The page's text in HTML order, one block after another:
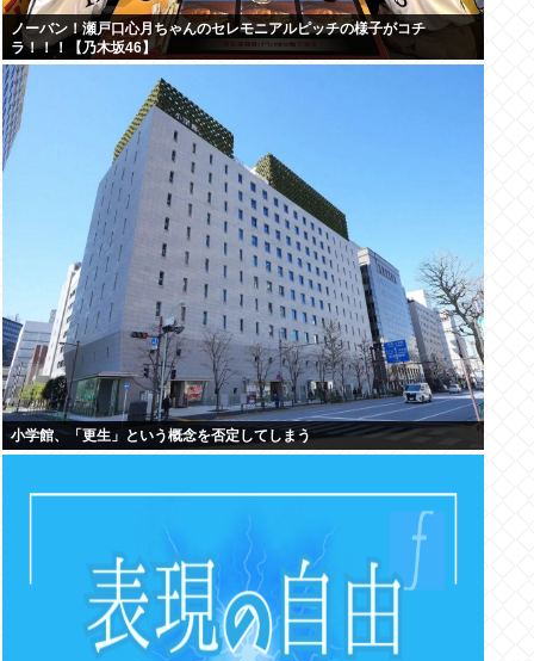
ノーバン！瀬戸口心月ちゃんのセレモニアルピッチの様子がコチ
ラ！！！【乃木坂46】
小学館、「更生」という概念を否定してしまう